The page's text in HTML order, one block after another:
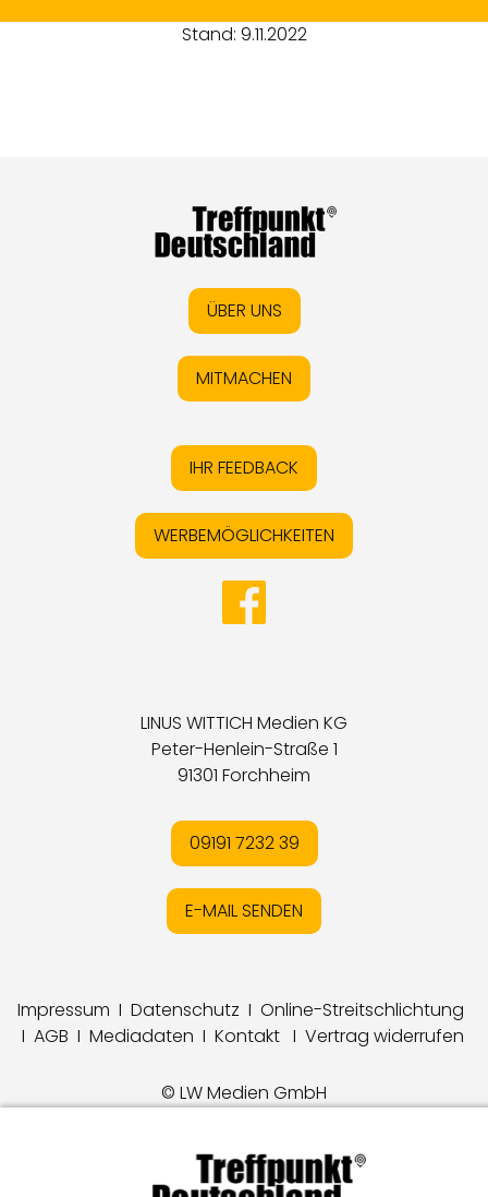
Stand: 9.11.2022
ÜBER UNS
MITMACHEN
IHR FEEDBACK
WERBEMÖGLICHKEITEN
LINUS WITTICH Medien KG
Peter-Henlein-Straße 1
91301 Forchheim
09191 7232 39
E-MAIL SENDEN
Impressum I Datenschutz I Online-Streitschlichtung
I AGB I Mediadaten I Kontakt I Vertrag widerrufen
© LW Medien GmbH